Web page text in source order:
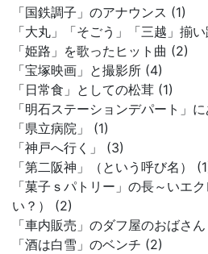
「国鉄調子」のアナウンス (1)
「大丸」「そごう」「三越」揃
「姫路」を歌ったヒット曲 (2)
「宝塚映画」と撮影所 (4)
「日常食」としての松茸 (1)
「明石ステーションデパート」
「県立病院」 (1)
「神戸へ行く」 (3)
「第二阪神」（という呼び名）
「菓子ｓパトリー」の長～いエ
い？） (2)
「車内販売」のダフ屋のおばさん
「酒は白雪」のベンチ (2)